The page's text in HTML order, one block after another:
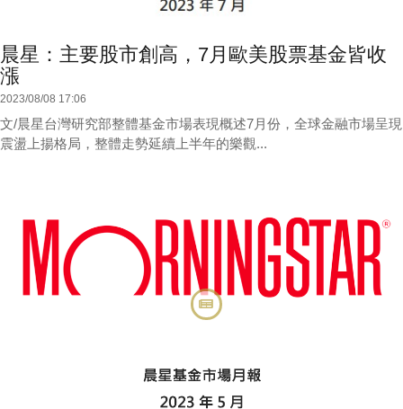
晨星：主要股市創高，7月歐美股票基金皆收
漲
2023/08/08 17:06
文/晨星台灣研究部整體基金市場表現概述7月份，全球金融市場呈現
震盪上揚格局，整體走勢延續上半年的樂觀...